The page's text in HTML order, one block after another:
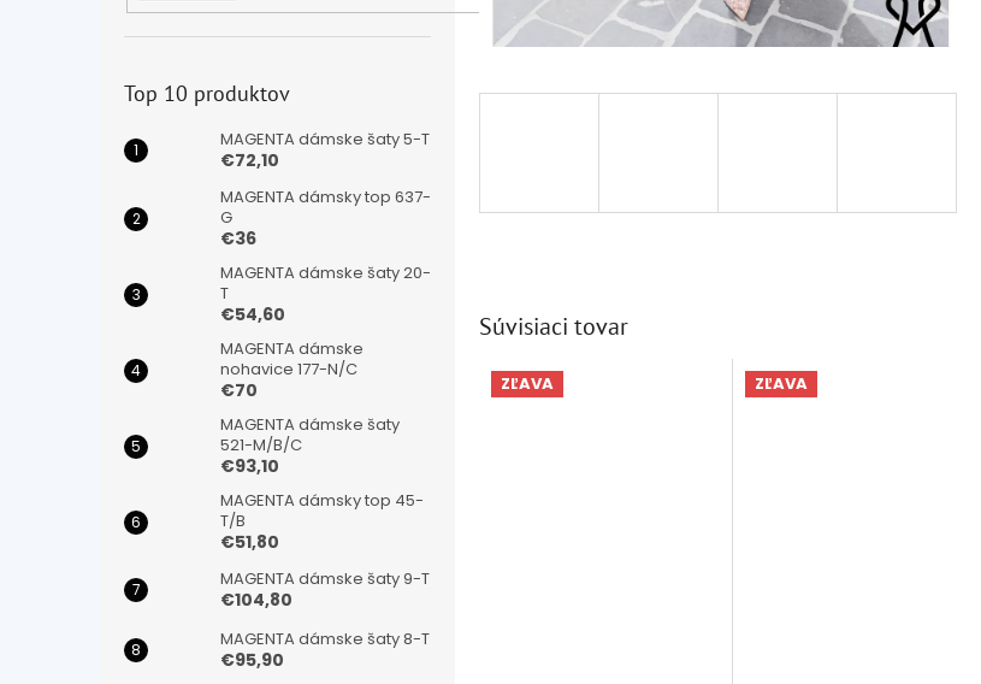
Top 10 produktov
MAGENTA dámske šaty 5-T
€72,10
MAGENTA dámsky top 637-
G
€36
MAGENTA dámske šaty 20-
T
€54,60
MAGENTA dámske
nohavice 177-N/C
€70
MAGENTA dámske šaty
521-M/B/C
€93,10
MAGENTA dámsky top 45-
T/B
€51,80
MAGENTA dámske šaty 9-T
€104,80
MAGENTA dámske šaty 8-T
€95,90
Súvisiaci tovar
ZĽAVA ZĽAVA